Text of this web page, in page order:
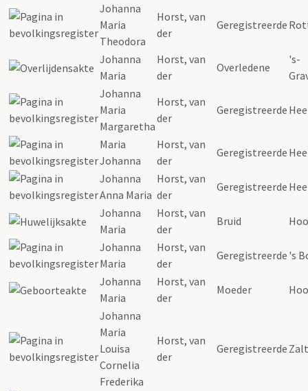
Johanna
Maria
Theodora
Horst, van
der
Geregistreerde
Johanna
Maria
Horst, van
der
Overledene
's-
Johanna
Maria
Margaretha
Horst, van
der
Geregistreerde
Maria
Johanna
Horst, van
der
Geregistreerde
Johanna
Anna Maria
Horst, van
der
Geregistreerde
Johanna
Maria
Horst, van
der
Bruid
Johanna
Maria
Horst, van
der
Geregistreerde 's
Johanna
Maria
Horst, van
der
Moeder
Johanna
Maria
Louisa
Cornelia
Frederika
Horst, van
der
Geregistreerde